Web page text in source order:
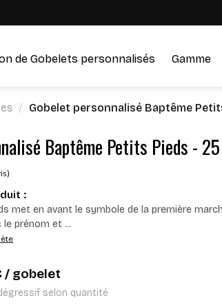
de Gobelets personnalisés Gamme
Gobelet personnalisé Baptême
Baptême Petits Pieds -
(1 avis)
:
met en avant le symbole de la première
le prénom et ...
/ gobelet
selon quantité